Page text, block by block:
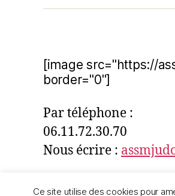
[image src="https://
border="0"]
Par téléphone :
06.11.72.30.70
Nous écrire :
Ce site utilise des cookies pour